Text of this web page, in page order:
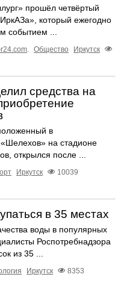
прошёл четвёртый
который ежегодно
событием ...
. Общество
Иркутск
средства на
в
«Шелехов» на стадионе
открылся после ...
Иркутск
10039
в 35 местах
воды в популярных
Роспотребнадзора
из 35 ...
Иркутск
8353